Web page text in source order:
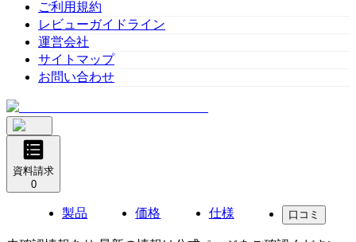
ご利用規約
レビューガイドライン
運営会社
サイトマップ
お問い合わせ
資料請求
0
製品 価格 仕様 口コミ